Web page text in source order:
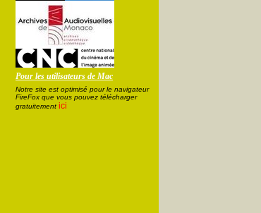
Pour les utilisateurs de Mac
Notre site est optimisé pour le navigateur
FireFox que vous pouvez télécharger
gratuitement ici